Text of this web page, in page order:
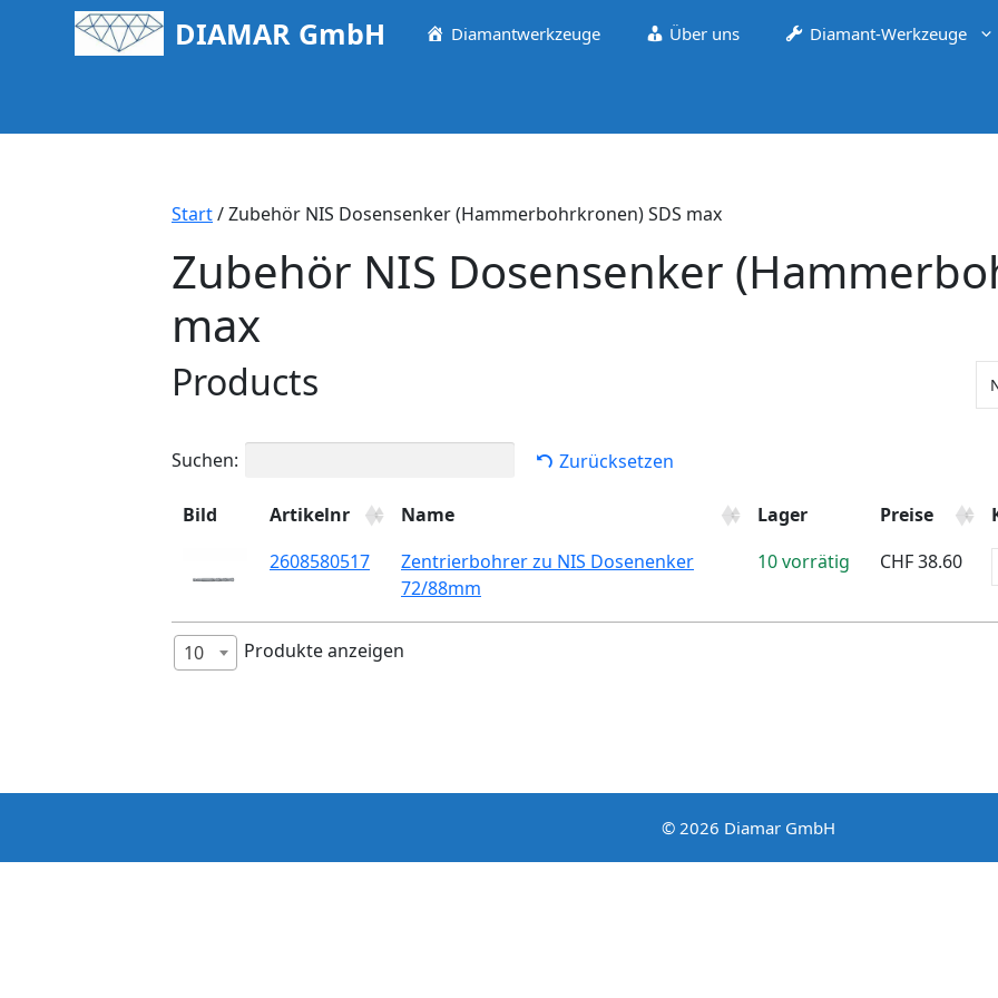
DIAMAR GmbH Diamantwerkzeuge Über uns Diamant-Werkzeuge
Start/ Zubehör NIS Dosensenker (Hammerbohrkronen) SDS max
Zubehör NIS Dosensenker
max
Products
Suchen: Zurücksetzen
Bild Artikelnr Name Lager Preise
2608580517
Zentrierbohrer zu NIS Dosenenker
72/88mm
10 vorrätig CHF38.60
10 Produkte anzeigen
© 2026 Diamar GmbH